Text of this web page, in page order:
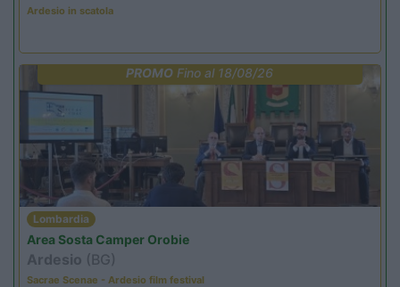
Ardesio in scatola
PROMO Fino al 18/08/26
Lombardia
Area Sosta Camper Orobie
Ardesio (BG)
Sacrae Scenae - Ardesio film festival